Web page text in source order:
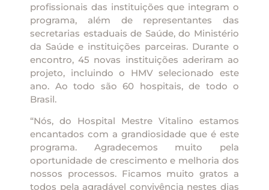
profissionais das instituições que integram o
programa, além de representantes das
secretarias estaduais de Saúde, do Ministério
da Saúde e instituições parceiras. Durante o
encontro, 45 novas instituições aderiram ao
projeto, incluindo o HMV selecionado este
ano. Ao todo são 60 hospitais, de todo o
Brasil.
“Nós, do Hospital Mestre Vitalino estamos
encantados com a grandiosidade que é este
programa. Agradecemos muito pela
oportunidade de crescimento e melhoria dos
nossos processos. Ficamos muito gratos a
todos pela agradável convivência nestes dias